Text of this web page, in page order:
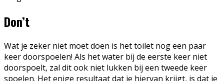
Don’t
Wat je zeker niet moet doen is het toilet nog een paar
keer doorspoelen! Als het water bij de eerste keer niet
doorspoelt, zal dit ook niet lukken bij een tweede keer
spoelen. Het enige resultaat dat je hiervan krijgt, is dat je